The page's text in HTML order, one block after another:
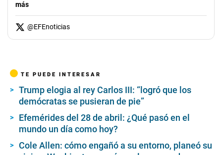
más
@EFEnoticias
TE PUEDE INTERESAR
Trump elogia al rey Carlos III: “logró que los
demócratas se pusieran de pie”
Efemérides del 28 de abril: ¿Qué pasó en el
mundo un día como hoy?
Cole Allen: cómo engañó a su entorno, planeó su